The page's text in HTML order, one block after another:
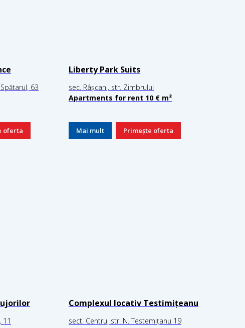
63
oferta
Liberty Park Suits
sec. Râșcani, str. Zimbrului
Apartments for rent 10 € m²
Mai mult Primește oferta
11
Complexul locativ Testimițeanu
sect. Centru, str. N. Testemițanu 19